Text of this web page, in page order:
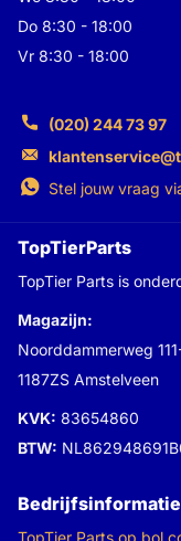
Do 8:30 - 18:00
Vr 8:30 - 18:00
(020) 244 73 97
Stel jouw vraag
TopTierParts
TopTier Parts is
Magazijn:
Noorddammerweg
1187ZS Amstelveen
KVK: 83654860
BTW:
Bedrijfsinformatie